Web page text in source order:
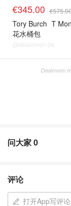
€345.00
Tory Burch T
花水桶包
@dealmoon.de
Dealmoon
问大家0
评论
打开App写评论